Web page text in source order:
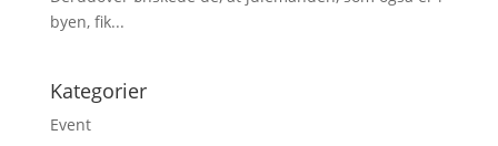
byen, fik...
Kategorier
Event